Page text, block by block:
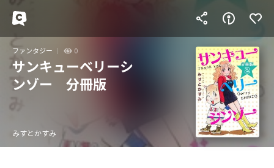
ファンタジー 0
サンキューベリーシ
ンゾー 分冊版
みすとかすみ